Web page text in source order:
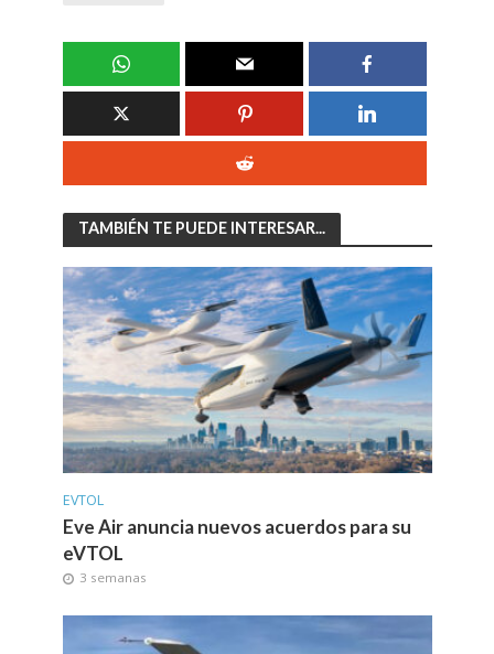
TAMBIÉN TE PUEDE INTERESAR...
EVTOL
Eve Air anuncia nuevos acuerdos para su
eVTOL
3 semanas